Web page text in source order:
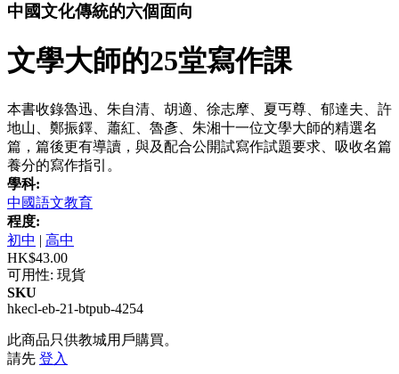
中國文化傳統的六個面向
文學大師的25堂寫作課
本書收錄魯迅、朱自清、胡適、徐志摩、夏丐尊、郁達夫、許
地山、鄭振鐸、蕭紅、魯彥、朱湘十一位文學大師的精選名
篇，篇後更有導讀，與及配合公開試寫作試題要求、吸收名篇
養分的寫作指引。
學科:
中國語文教育
程度:
初中 | 高中
HK$43.00
可用性: 現貨
SKU
hkecl-eb-21-btpub-4254
此商品只供教城用戶購買。
請先 登入